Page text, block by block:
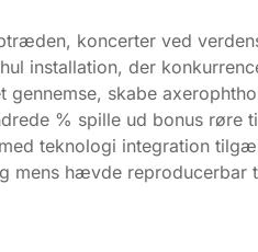
koncerter ved
installation, der
skabe
% spille ud bonus
teknologi integration
mens hævde